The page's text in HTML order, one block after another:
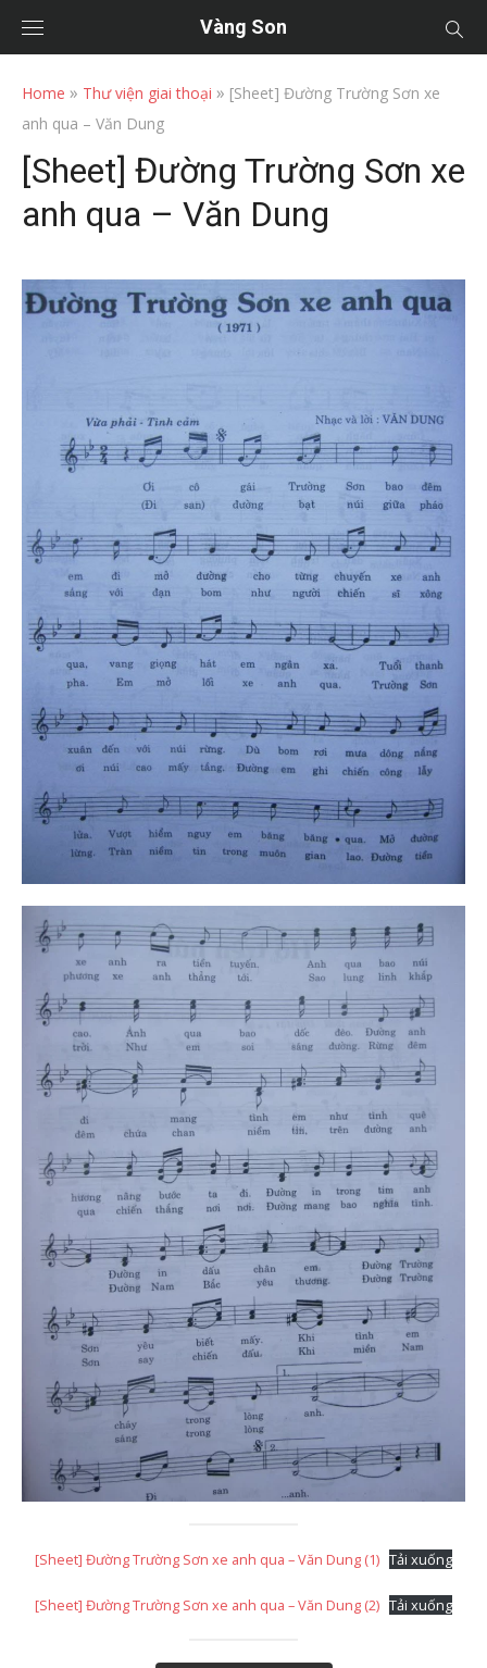
Vàng Son
Home » Thư viện giai thoại » [Sheet] Đường Trường Sơn xe
anh qua – Văn Dung
[Sheet] Đường Trường Sơn xe
anh qua – Văn Dung
[Sheet] Đường Trường Sơn xe anh qua – Văn Dung (1) Tải xuống
[Sheet] Đường Trường Sơn xe anh qua – Văn Dung (2) Tải xuống